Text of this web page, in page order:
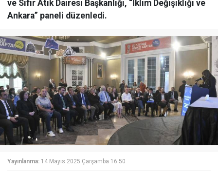
ve Sıfır Atık Dairesi Başkanlığı, “İklim Değişikliği ve
Ankara” paneli düzenledi.
Yayınlanma: 14 Mayıs 2025 Çarşamba 16:50